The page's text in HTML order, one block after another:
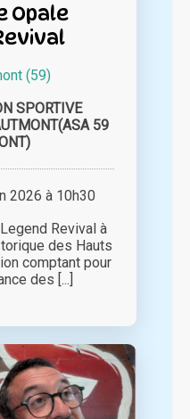
Opale
(59)
SPORTIVE
59
2026 à 10h30
Revival à
des Hauts
comptant pour
des [...]